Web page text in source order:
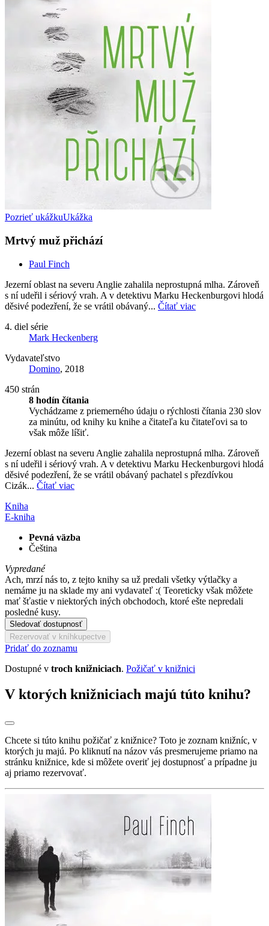
Pozrieť ukážkuUkážka
Mrtvý muž přichází
Paul Finch
Jezerní oblast na severu Anglie zahalila neprostupná mlha. Zároveň
s ní udeřil i sériový vrah. A v detektivu Marku Heckenburgovi hlodá
děsivé podezření, že se vrátil obávaný... Čítať viac
4. diel série
Mark Heckenberg
Vydavateľstvo
Domino, 2018
450 strán
8 hodín čítania
Vychádzame z priemerného údaju o rýchlosti čítania 230 slov
za minútu, od knihy ku knihe a čitateľa ku čitateľovi sa to
však môže líšiť.
Jezerní oblast na severu Anglie zahalila neprostupná mlha. Zároveň
s ní udeřil i sériový vrah. A v detektivu Marku Heckenburgovi hlodá
děsivé podezření, že se vrátil obávaný pachatel s přezdívkou
Cizák... Čítať viac
Kniha
E-kniha
Pevná väzba
Čeština
Vypredané
Ach, mrzí nás to, z tejto knihy sa už predali všetky výtlačky a
nemáme ju na sklade my ani vydavateľ :( Teoreticky však môžete
mať šťastie v niektorých iných obchodoch, ktoré ešte nepredali
posledné kusy.
Sledovať dostupnosť
Rezervovať v kníhkupectve
Pridať do zoznamu
Dostupné v troch knižniciach. Požičať v knižnici
V ktorých knižniciach majú túto knihu?
Chcete si túto knihu požičať z knižnice? Toto je zoznam knižníc, v
ktorých ju majú. Po kliknutí na názov vás presmerujeme priamo na
stránku knižnice, kde si môžete overiť jej dostupnosť a prípadne ju
aj priamo rezervovať.